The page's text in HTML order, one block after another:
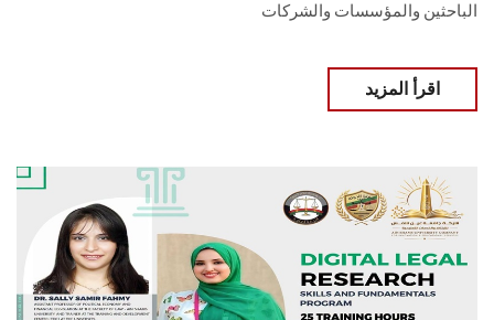
الباحثين والمؤسسات والشركات
اقرأ المزيد